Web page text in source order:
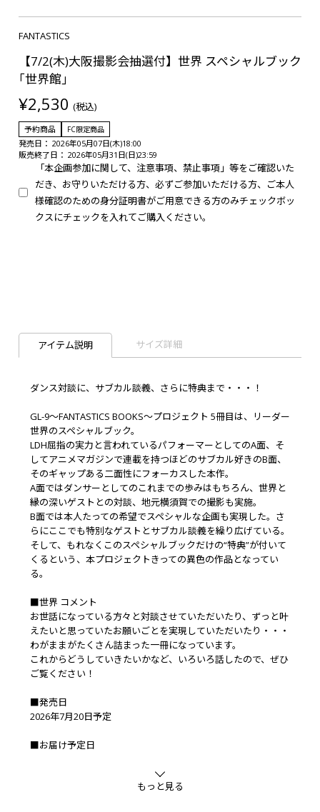
FANTASTICS
【7/2(木)大阪撮影会抽選付】世界 スペシャルブック
｢世界館｣
¥2,530 (税込)
予約商品 FC限定商品
発売日： 2026年05月07日(木)18:00
販売終了日： 2026年05月31日(日)23:59
「本企画参加に関して、注意事項、禁止事項」等をご確認いた
だき、お守りいただける方、必ずご参加いただける方、ご本人
様確認のための身分証明書がご用意できる方のみチェックボッ
クスにチェックを入れてご購入ください。
アイテム説明 サイズ詳細
ダンス対談に、サブカル談義、さらに特典まで・・・！
GL-9～FANTASTICS BOOKS～プロジェクト 5冊目は、リーダー
世界のスペシャルブック。
LDH屈指の実力と言われているパフォーマーとしてのA面、そ
してアニメマガジンで連載を持つほどのサブカル好きのB面、
そのギャップある二面性にフォーカスした本作。
A面ではダンサーとしてのこれまでの歩みはもちろん、世界と
縁の深いゲストとの対談、地元横須賀での撮影も実施。
B面では本人たっての希望でスペシャルな企画も実現した。さ
らにここでも特別なゲストとサブカル談義を繰り広げている。
そして、もれなくこのスペシャルブックだけの“特典”が付いて
くるという、本プロジェクトきっての異色の作品となってい
る。
■世界 コメント
お世話になっている方々と対談させていただいたり、ずっと叶
えたいと思っていたお願いごとを実現していただいたり・・・
わがままがたくさん詰まった一冊になっています。
これからどうしていきたいかなど、いろいろ話したので、ぜひ
ご覧ください！
■発売日
2026年7月20日予定
■お届け予定日
■FANTASTICS OFFICIAL FAN CLUB限定 抽選付き予約特典
もっと見る